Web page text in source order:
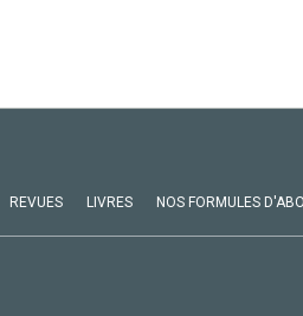
REVUES LIVRES NOS FORMULES